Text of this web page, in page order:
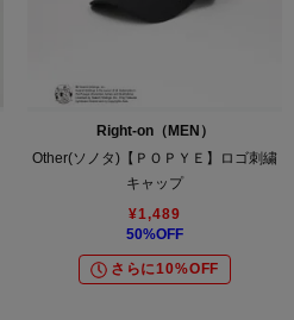
Right-on（MEN）
Other(ソノタ)【ＰＯＰＹＥ】ロゴ刺繍
キャップ
¥1,489
50%OFF
さらに10%OFF